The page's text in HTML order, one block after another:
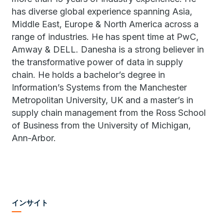
has diverse global experience spanning Asia,
Middle East, Europe & North America across a
range of industries. He has spent time at PwC,
Amway & DELL. Danesha is a strong believer in
the transformative power of data in supply
chain. He holds a bachelor’s degree in
Information’s Systems from the Manchester
Metropolitan University, UK and a master’s in
supply chain management from the Ross School
of Business from the University of Michigan,
Ann-Arbor.
インサイト